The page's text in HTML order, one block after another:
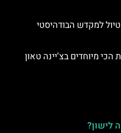
טיול למקדש הבודהיסטי
מיוחדים בצ’יינה טאון
לישון?